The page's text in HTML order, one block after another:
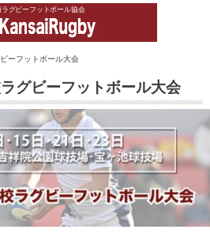
ラグビーフットボール協会
ーフットボール大会
グビーフットボール大会